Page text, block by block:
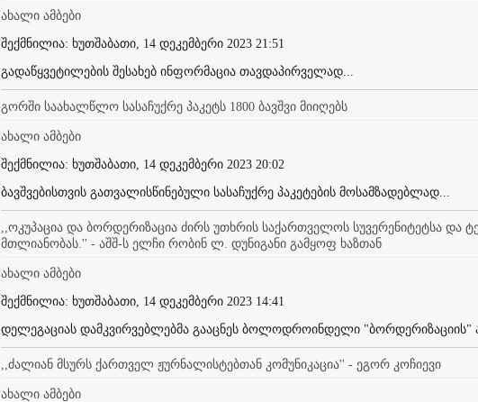
ახალი ამბები
შექმნილია: ხუთშაბათი, 14 დეკემბერი 2023 21:51
გადაწყვეტილების შესახებ ინფორმაცია თავდაპირველად...
გორში საახალწლო სასაჩუქრე პაკეტს 1800 ბავშვი მიიღებს
ახალი ამბები
შექმნილია: ხუთშაბათი, 14 დეკემბერი 2023 20:02
ბავშვებისთვის გათვალისწინებული სასაჩუქრე პაკეტების მოსამზადებლად...
,,ოკუპაცია და ბორდერიზაცია ძირს უთხრის საქართველოს სუვერენიტეტსა და
მთლიანობას.'' - აშშ-ს ელჩი რობინ ლ. დუნიგანი გამყოფ ხაზთან
ახალი ამბები
შექმნილია: ხუთშაბათი, 14 დეკემბერი 2023 14:41
დელეგაციას დამკვირვებლებმა გააცნეს ბოლოდროინდელი "ბორდერიზაციის"
,,ძალიან მსურს ქართველ ჟურნალისტებთან კომუნიკაცია'' - ეგორ კოჩიევი
ახალი ამბები